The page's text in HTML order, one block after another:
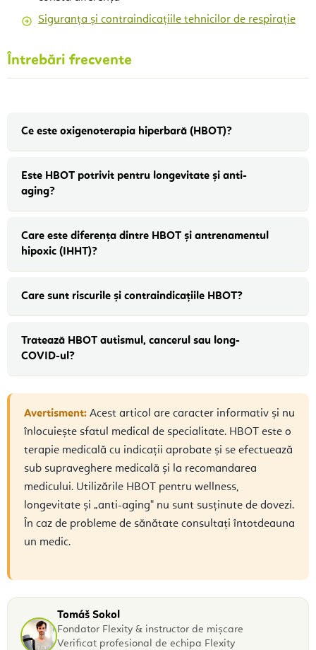
Siguranța și contraindicațiile tehnicilor de respirație
Întrebări frecvente
Ce este oxigenoterapia hiperbară (HBOT)?
Este HBOT potrivit pentru longevitate și anti-
aging?
Care este diferența dintre HBOT și antrenamentul
hipoxic (IHHT)?
Care sunt riscurile și contraindicațiile HBOT?
Tratează HBOT autismul, cancerul sau long-
COVID-ul?
Avertisment: Acest articol are caracter informativ și nu
înlocuiește sfatul medical de specialitate. HBOT este o
terapie medicală cu indicații aprobate și se efectuează
sub supraveghere medicală și la recomandarea
medicului. Utilizările HBOT pentru wellness,
longevitate și „anti-aging" nu sunt susținute de dovezi.
În caz de probleme de sănătate consultați întotdeauna
un medic.
Tomáš Sokol
Fondator Flexity & instructor de mișcare
Verificat profesional de echipa Flexity